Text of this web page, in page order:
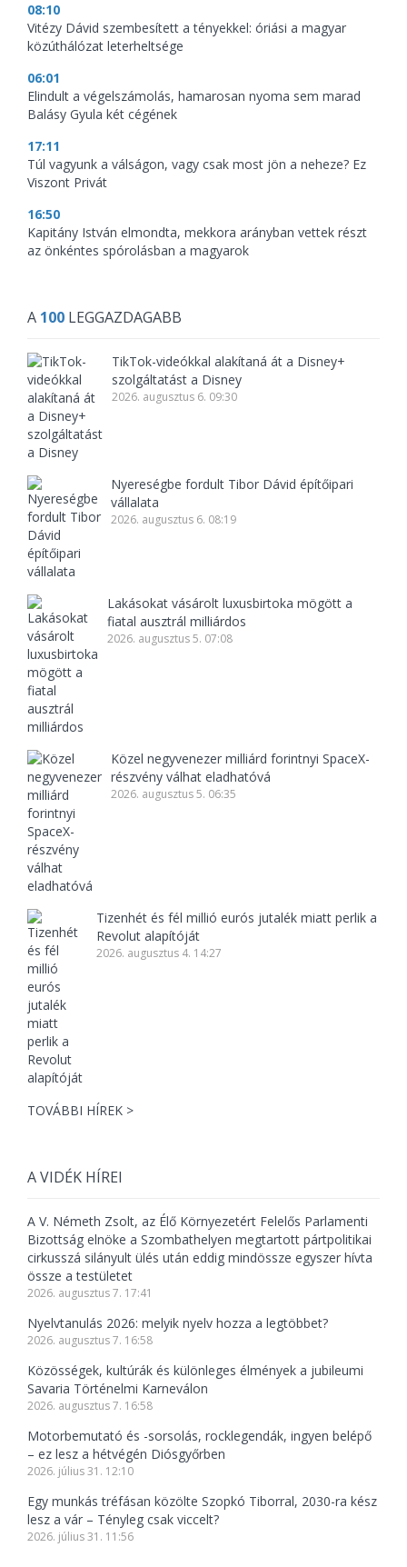
08:10
Vitézy Dávid szembesített a tényekkel: óriási a magyar
közúthálózat leterheltsége
06:01
Elindult a végelszámolás, hamarosan nyoma sem marad
Balásy Gyula két cégének
17:11
Túl vagyunk a válságon, vagy csak most jön a neheze? Ez
Viszont Privát
16:50
Kapitány István elmondta, mekkora arányban vettek részt
az önkéntes spórolásban a magyarok
A 100 LEGGAZDAGABB
TikTok-videókkal alakítaná át a Disney+
szolgáltatást a Disney
2026. augusztus 6. 09:30
Nyereségbe fordult Tibor Dávid építőipari
vállalata
2026. augusztus 6. 08:19
Lakásokat vásárolt luxusbirtoka mögött a
fiatal ausztrál milliárdos
2026. augusztus 5. 07:08
Közel negyvenezer milliárd forintnyi SpaceX-
részvény válhat eladhatóvá
2026. augusztus 5. 06:35
Tizenhét és fél millió eurós jutalék miatt perlik a
Revolut alapítóját
2026. augusztus 4. 14:27
TOVÁBBI HÍREK >
A VIDÉK HÍREI
A V. Németh Zsolt, az Élő Környezetért Felelős Parlamenti
Bizottság elnöke a Szombathelyen megtartott pártpolitikai
cirkusszá silányult ülés után eddig mindössze egyszer hívta
össze a testületet
2026. augusztus 7. 17:41
Nyelvtanulás 2026: melyik nyelv hozza a legtöbbet?
2026. augusztus 7. 16:58
Közösségek, kultúrák és különleges élmények a jubileumi
Savaria Történelmi Karneválon
2026. augusztus 7. 16:58
Motorbemutató és -sorsolás, rocklegendák, ingyen belépő
– ez lesz a hétvégén Diósgyőrben
2026. július 31. 12:10
Egy munkás tréfásan közölte Szopkó Tiborral, 2030-ra kész
lesz a vár – Tényleg csak viccelt?
2026. július 31. 11:56